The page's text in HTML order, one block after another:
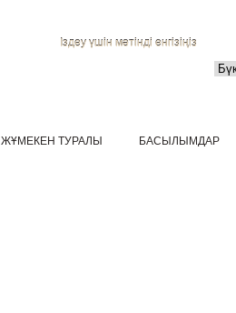
Іздеу үшін мәтінді енгізіңіз
ЖҰМЕКЕН ТУРАЛЫ БАСЫЛЫМДАР